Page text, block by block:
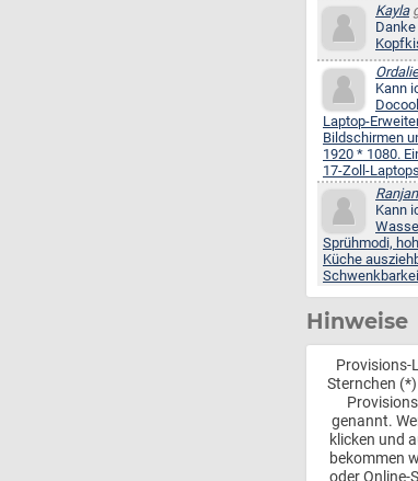
Kayla
Ordalie
Kann
Laptop-
Bildschirmen
1920 * 1080.
17-Zoll-Laptops
Kann
Sprühmodi,
Küche
Hinweise
Provisions-
Sternchen
genannt.
klicken und
bekommen